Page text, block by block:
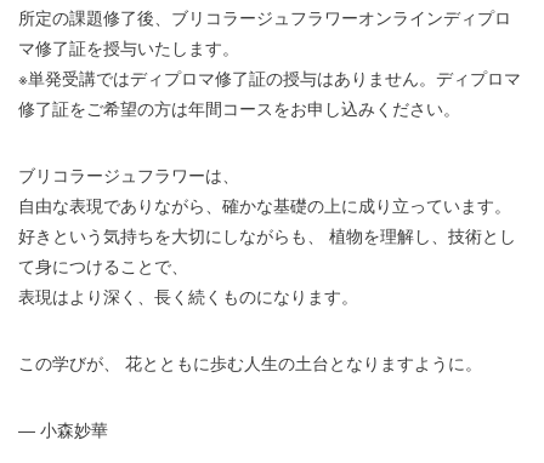
所定の課題修了後、ブリコラージュフラワーオンラインディプロ
マ修了証を授与いたします。
※単発受講ではディプロマ修了証の授与はありません。ディプロマ
修了証をご希望の方は年間コースをお申し込みください。
ブリコラージュフラワーは、
自由な表現でありながら、確かな基礎の上に成り立っています。
好きという気持ちを大切にしながらも、 植物を理解し、技術とし
て身につけることで、
表現はより深く、長く続くものになります。
この学びが、 花とともに歩む人生の土台となりますように。
― 小森妙華